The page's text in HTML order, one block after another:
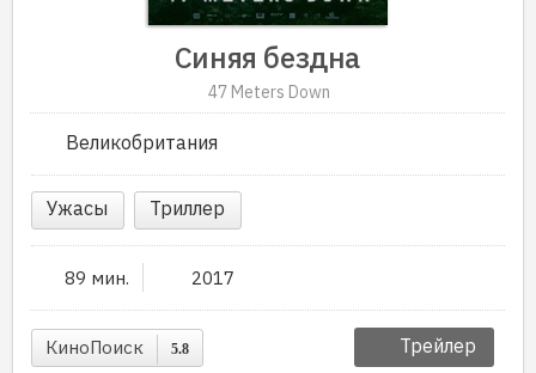
Синяя бездна
47 Meters Down
Великобритания
Ужасы Триллер
89 мин. 2017
КиноПоиск 5.8 Трейлер